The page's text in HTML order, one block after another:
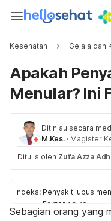
Kesehatan Gejala dan
Apakah
Menular? Ini
Ditinjau secara
M.Kes. · Magister
Ditulis oleh Zulfa Azza
Indeks: Penyakit lupus
Faktor risiko
Gejala
Sebagian orang yang